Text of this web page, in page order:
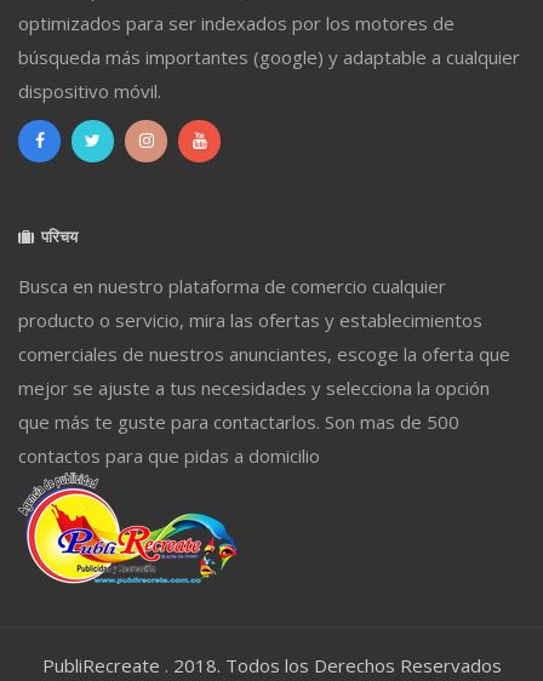
optimizados para ser indexados por los motores de
búsqueda más importantes (google) y adaptable a cualquier
dispositivo móvil.
परिचय
Busca en nuestro plataforma de comercio cualquier
producto o servicio, mira las ofertas y establecimientos
comerciales de nuestros anunciantes, escoge la oferta que
mejor se ajuste a tus necesidades y selecciona la opción
que más te guste para contactarlos. Son mas de 500
contactos para que pidas a domicilio
PubliRecreate . 2018. Todos los Derechos Reservados